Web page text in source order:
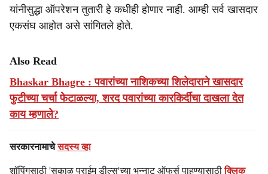
यांनीसुद्धा ऑपरेशन तुतारी हे कधीही होणार नाही. आम्ही सर्व खासदार
एकसंघ आहोत असे सांगितले होते.
Also Read
Bhaskar Bhagre : पवारांच्या नाशिकच्या शिलेदाराने खासदार
फुटीच्या चर्चा फेटाळल्या, शरद पवारांच्या कारकिर्दीचा दाखला देत
काय म्हणाले?
सरकारनामाचेसदस्य व्हा
शॉपिंगसाठी 'सकाळ प्राईम डील्स'च्या भन्नाट ऑफर्स पाहण्यासाठीक्लिक